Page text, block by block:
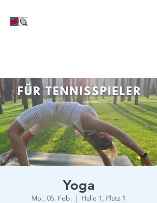
Yoga
Mo., 05. Feb.
  |
Halle 1, Platz 1